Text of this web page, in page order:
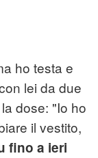
ho testa e
lei da due
dose: "Io ho
il vestito,
fino a ieri